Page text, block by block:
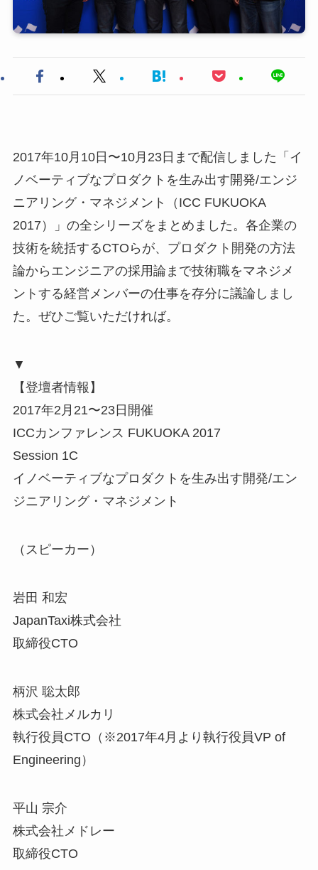
2017年10月10日〜10月23日まで配信しました「イ
ノベーティブなプロダクトを生み出す開発/エンジ
ニアリング・マネジメント（ICC FUKUOKA
2017）」の全シリーズをまとめました。各企業の
技術を統括するCTOらが、プロダクト開発の方法
論からエンジニアの採用論まで技術職をマネジメ
ントする経営メンバーの仕事を存分に議論しまし
た。ぜひご覧いただければ。
▼
【登壇者情報】
2017年2月21〜23日開催
ICCカンファレンス FUKUOKA 2017
Session 1C
イノベーティブなプロダクトを生み出す開発/エン
ジニアリング・マネジメント
（スピーカー）
岩田 和宏
JapanTaxi株式会社
取締役CTO
柄沢 聡太郎
株式会社メルカリ
執行役員CTO（※2017年4月より執行役員VP of
Engineering）
平山 宗介
株式会社メドレー
取締役CTO